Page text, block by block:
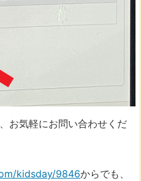
お気軽にお問い合わせくだ
kidsday/9846からでも、